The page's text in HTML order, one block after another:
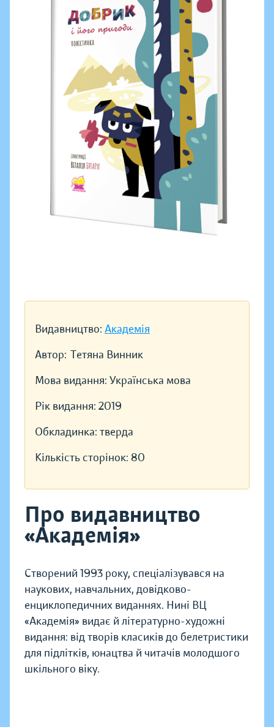
Видавництво: Академія
Автор: Тетяна Винник
Мова видання: Українська мова
Рік видання: 2019
Обкладинка: тверда
Кількість сторінок: 80
Про видавництво
«Академія»
Створений 1993 року, спеціалізувався на
наукових, навчальних, довідково-
енциклопедичних виданнях. Нині ВЦ
«Академія» видає й літературно-художні
видання: від творів класиків до белетристики
для підлітків, юнацтва й читачів молодшого
шкільного віку.